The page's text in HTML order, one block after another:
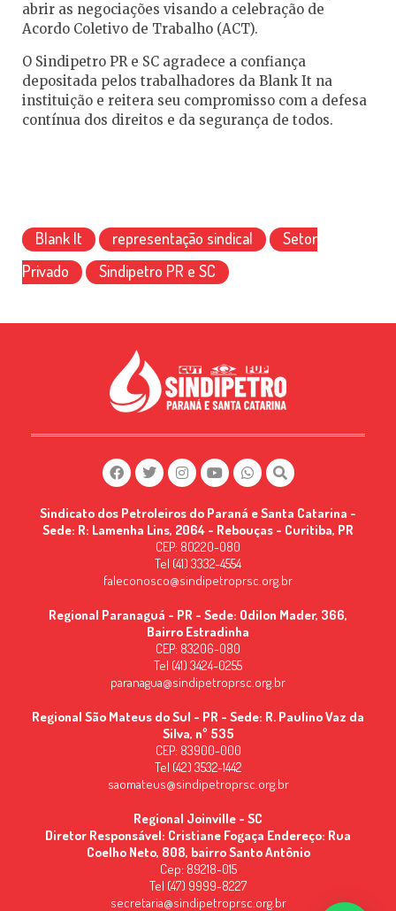
abrir as negociações visando a celebração de
Acordo Coletivo de Trabalho (ACT).
O Sindipetro PR e SC agradece a confiança
depositada pelos trabalhadores da Blank It na
instituição e reitera seu compromisso com a defesa
contínua dos direitos e da segurança de todos.
Blank It representação sindical
Setor
Privado
Sindipetro PR e SC
Sindicato dos Petroleiros do Paraná e Santa Catarina -
Sede: R: Lamenha Lins, 2064 - Rebouças - Curitiba, PR
CEP: 80220-080
Tel (41) 3332-4554
faleconosco@sindipetroprsc.org.br
Regional Paranaguá - PR - Sede: Odilon Mader, 366,
Bairro Estradinha
CEP: 83206-080
Tel (41) 3424-0255
paranagua@sindipetroprsc.org.br
Regional São Mateus do Sul - PR - Sede: R. Paulino Vaz da
Silva, nº 535
CEP: 83900-000
Tel (42) 3532-1442
saomateus@sindipetroprsc.org.br
Regional Joinville - SC
Diretor Responsável: Cristiane Fogaça Endereço: Rua
Coelho Neto, 808, bairro Santo Antônio
Cep: 89218-015
Tel (47) 9999-8227
secretaria@sindipetroprsc.org.br